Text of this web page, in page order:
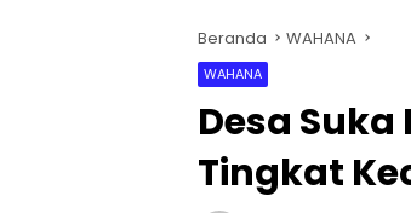
Beranda WAHANA
WAHANA
Desa
Tingkat